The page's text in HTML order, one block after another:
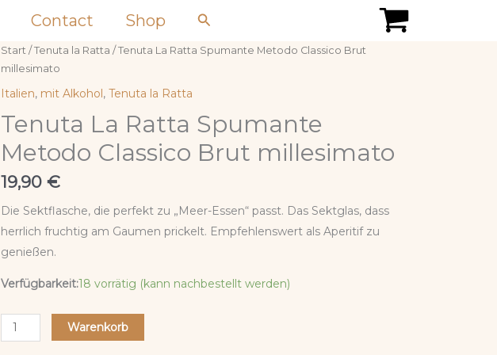
Contact Shop Suchen
Start/ Tenuta la Ratta / Tenuta La Ratta Spumante Metodo Classico Brut
millesimato
Italien, mit Alkohol, Tenuta la Ratta
Tenuta La Ratta Spumante
Metodo Classico Brut millesimato
19,90 €
Die Sektflasche, die perfekt zu „Meer-Essen“ passt. Das Sektglas, dass
herrlich fruchtig am Gaumen prickelt. Empfehlenswert als Aperitif zu
genießen.
Verfügbarkeit:18 vorrätig (kann nachbestellt werden)
Tenuta
La
Ratta
Spumante
Metodo
Classico
Brut
millesimato
Menge
Warenkorb